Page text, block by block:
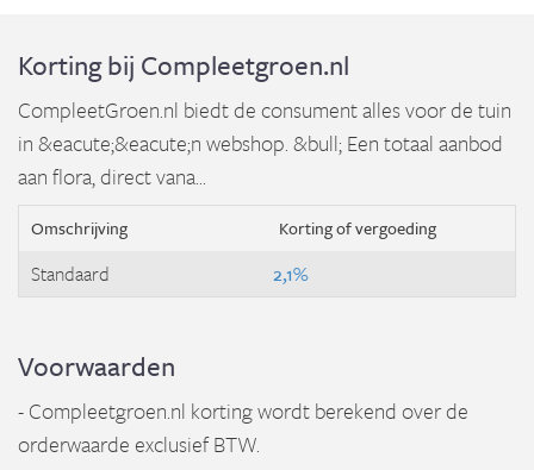
Korting bij Compleetgroen.nl
CompleetGroen.nl biedt de consument alles voor de tuin
in &eacute;&eacute;n webshop. &bull; Een totaal aanbod
aan flora, direct vana...
Omschrijving Korting of vergoeding
Standaard 2,1%
Voorwaarden
- Compleetgroen.nl korting wordt berekend over de
orderwaarde exclusief BTW.